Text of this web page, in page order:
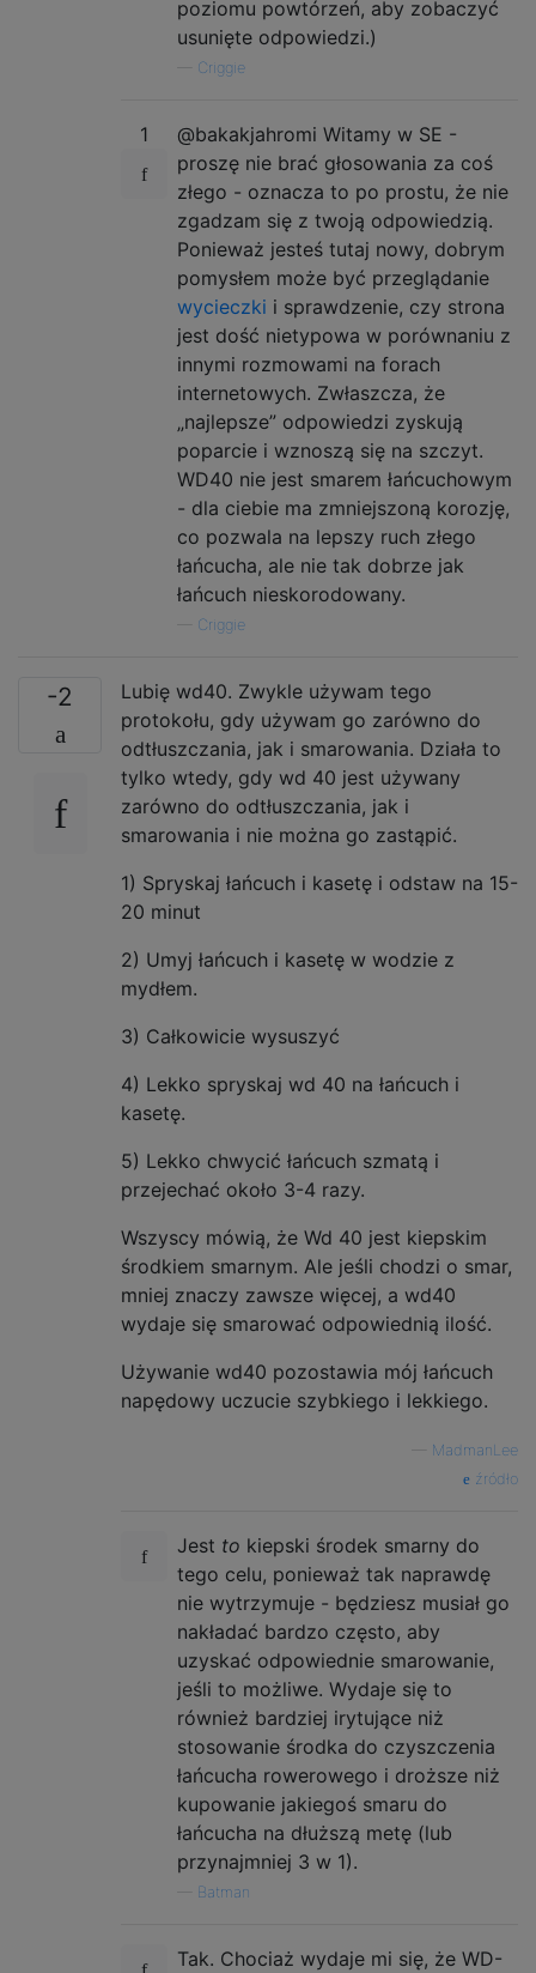
poziomu powtórzeń, aby zobaczyć
usunięte odpowiedzi.)
Criggie
1
@bakakjahromi Witamy w SE -
proszę nie brać głosowania za coś
złego - oznacza to po prostu, że nie
zgadzam się z twoją odpowiedzią.
Ponieważ jesteś tutaj nowy, dobrym
pomysłem może być przeglądanie
wycieczki i sprawdzenie, czy strona
jest dość nietypowa w porównaniu z
innymi rozmowami na forach
internetowych. Zwłaszcza, że ​​
„najlepsze” odpowiedzi zyskują
poparcie i wznoszą się na szczyt.
WD40 nie jest smarem łańcuchowym
- dla ciebie ma zmniejszoną korozję,
co pozwala na lepszy ruch złego
łańcucha, ale nie tak dobrze jak
łańcuch nieskorodowany.
Criggie
-2
Lubię wd40. Zwykle używam tego
protokołu, gdy używam go zarówno do
odtłuszczania, jak i smarowania. Działa to
tylko wtedy, gdy wd 40 jest używany
zarówno do odtłuszczania, jak i
smarowania i nie można go zastąpić.
1) Spryskaj łańcuch i kasetę i odstaw na 15-
20 minut
2) Umyj łańcuch i kasetę w wodzie z
mydłem.
3) Całkowicie wysuszyć
4) Lekko spryskaj wd 40 na łańcuch i
kasetę.
5) Lekko chwycić łańcuch szmatą i
przejechać około 3-4 razy.
Wszyscy mówią, że Wd 40 jest kiepskim
środkiem smarnym. Ale jeśli chodzi o smar,
mniej znaczy zawsze więcej, a wd40
wydaje się smarować odpowiednią ilość.
Używanie wd40 pozostawia mój łańcuch
napędowy uczucie szybkiego i lekkiego.
MadmanLee
źródło
Jest to kiepski środek smarny do
tego celu, ponieważ tak naprawdę
nie wytrzymuje - będziesz musiał go
nakładać bardzo często, aby
uzyskać odpowiednie smarowanie,
jeśli to możliwe. Wydaje się to
również bardziej irytujące niż
stosowanie środka do czyszczenia
łańcucha rowerowego i droższe niż
kupowanie jakiegoś smaru do
łańcucha na dłuższą metę (lub
przynajmniej 3 w 1).
Batman
Tak. Chociaż wydaje mi się, że WD-